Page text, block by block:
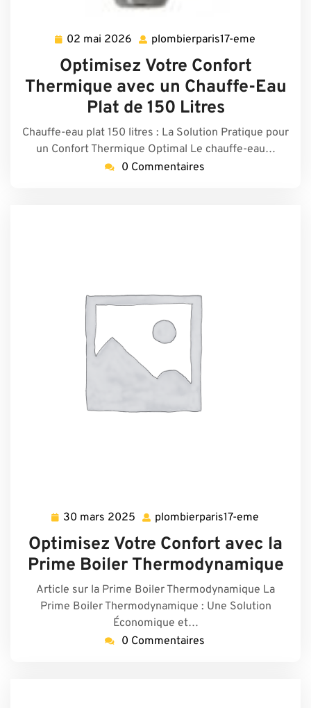
02 mai 2026 02
mai
2026
plombierparis17-eme
Optimisez Votre Confort
Thermique avec un Chauffe-Eau
Plat de 150 Litres
Chauffe-eau plat 150 litres : La Solution Pratique pour
un Confort Thermique Optimal Le chauffe-eau…
0 Commentaires
30 mars 2025 30
mars
2025
plombierparis17-eme
eme
Optimisez Votre Confort avec la
Prime Boiler Thermodynamique
Article sur la Prime Boiler Thermodynamique La
Prime Boiler Thermodynamique : Une Solution
Économique et…
0 Commentaires